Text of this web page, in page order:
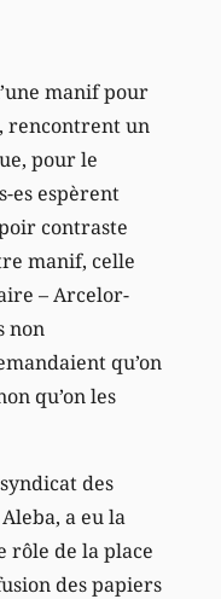
manif pour
rencontrent un
pour le
es espèrent
contraste
manif, celle
– Arcelor-
non
qu’on
qu’on les
des
a eu la
rôle de la place
des papiers